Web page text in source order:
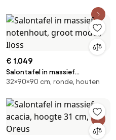
€ 1.049
Salontafel in massief
notenhout, groot model, Iloss
32×90×90 cm, ronde, houten